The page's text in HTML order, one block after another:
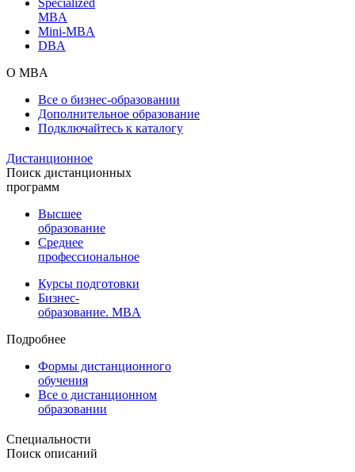
MBA
Mini-MBA
DBA
О MBA
Все о бизнес-образовании
Дополнительное образование
Подключайтесь к каталогу
Дистанционное
Поиск дистанционных
программ
Высшее
образование
Среднее
профессиональное
Курсы подготовки
Бизнес-
образование. MBA
Подробнее
Формы дистанционного
обучения
Все о дистанционном
образовании
Специальности
Поиск описаний